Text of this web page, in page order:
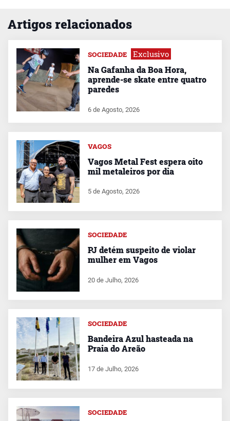
Artigos relacionados
SOCIEDADE Exclusivo
Na Gafanha da Boa Hora,
aprende-se skate entre quatro
paredes
6 de Agosto, 2026
VAGOS
Vagos Metal Fest espera oito
mil metaleiros por dia
5 de Agosto, 2026
SOCIEDADE
PJ detém suspeito de violar
mulher em Vagos
20 de Julho, 2026
SOCIEDADE
Bandeira Azul hasteada na
Praia do Areão
17 de Julho, 2026
SOCIEDADE